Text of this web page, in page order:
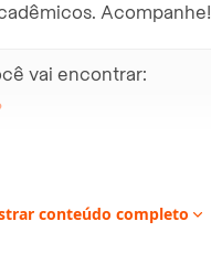
Acompanhe!
vai encontrar:
Citações
conteúdo completo